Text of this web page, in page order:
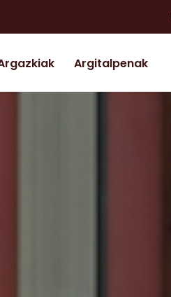
Argitalpenak